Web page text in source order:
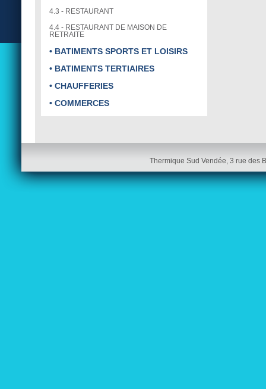
4.3 - RESTAURANT
4.4 - RESTAURANT DE MAISON DE
RETRAITE
• BATIMENTS SPORTS ET LOISIRS
• BATIMENTS TERTIAIRES
• CHAUFFERIES
• COMMERCES
Thermique Sud Vendée, 3 rue des